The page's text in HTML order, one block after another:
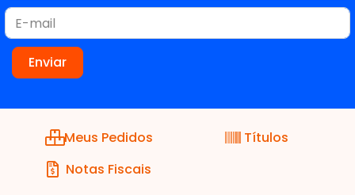
Meus Pedidos
Títulos
Notas Fiscais